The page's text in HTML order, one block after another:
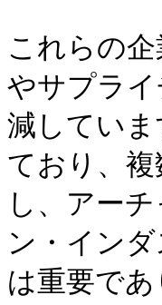
これらの
やサプラ
減してい
ており、
し、アー
ン・イン
は重要で